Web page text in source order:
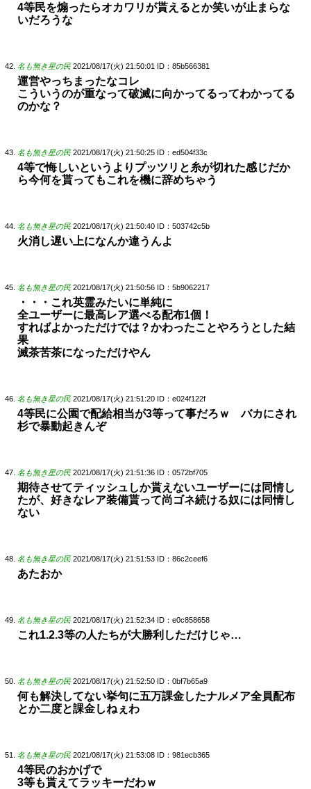
4等民を煽ったらオカワリが貰えるとか笑いが止まらな
いだろうな
名も無き星の民 2021/08/17(火) 21:50:01 ID：85b566381
運営やっちまったなコレ
こういうのが重なって破滅に向かってるってわかってる
のかな？
名も無き星の民 2021/08/17(火) 21:50:25 ID：ed504f33c
4等で悔しいというよりプッツリと糸が切れた感じだか
ら今何を貰ってもこれを機に辞めちゃう
名も無き星の民 2021/08/17(火) 21:50:40 ID：503742c5b
火消し遅い上になんか違うんよ
名も無き星の民 2021/08/17(火) 21:50:56 ID：5b9062217
・・・これ英霊みたいに単純に
全ユーザーに最高レア選べる配布1個！
すればよかっただけでは？かわったことやろうとした結
果
滅茶苦茶になっただけやん
名も無き星の民 2021/08/17(火) 21:51:20 ID：e024f122f
4等民に公園で配給相当が3等って事だろｗ バカにされ
杉で暴動起きんぞ
名も無き星の民 2021/08/17(火) 21:51:36 ID：0572bf705
期待させてティッシュしか貰えないユーザーには同情し
たが、好きなレア装備貰って尚ゴネ続ける奴には同情し
ない
名も無き星の民 2021/08/17(火) 21:51:53 ID：86c2ceef6
あたおか
名も無き星の民 2021/08/17(火) 21:52:34 ID：e0c858658
これ1.2.3等の人たちが大勝利しただけじゃ…
名も無き星の民 2021/08/17(火) 21:52:50 ID：0bf7b65a9
何も解決してない挙句に五万課金したナルメア全員配布
とか二度と課金しねぇわ
名も無き星の民 2021/08/17(火) 21:53:08 ID：981ecb365
4等民のおかげで
3等も貰えてラッキーだわｗ